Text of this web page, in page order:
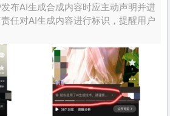
布AI生成合成内容时应主动声明并进
任对AI生成内容进行标识，提醒用户